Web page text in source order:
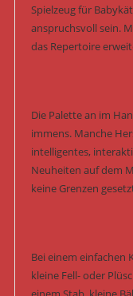
Spielzeug für
anspruchsvoll sein.
das Repertoire
Die Palette an im
immens. Manche
intelligentes,
Neuheiten auf dem
keine Grenzen
Bei einem einfachen
kleine Fell- oder